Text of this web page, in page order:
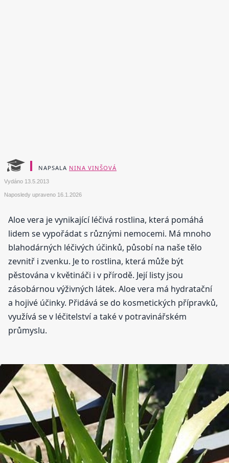
NAPSALA NINA VINŠOVÁ
Vydáno 13.5.2013
Naposledy upraveno 16.1.2026
Aloe vera je vynikající léčivá rostlina, která pomáhá
lidem se vypořádat s různými nemocemi. Má mnoho
blahodárných léčivých účinků, působí na naše tělo
zevnitř i zvenku. Je to rostlina, která může být
pěstována v květináči i v přírodě. Její listy jsou
zásobárnou výživných látek. Aloe vera má hydratační
a hojivé účinky. Přidává se do kosmetických přípravků,
využívá se v léčitelství a také v potravinářském
průmyslu.